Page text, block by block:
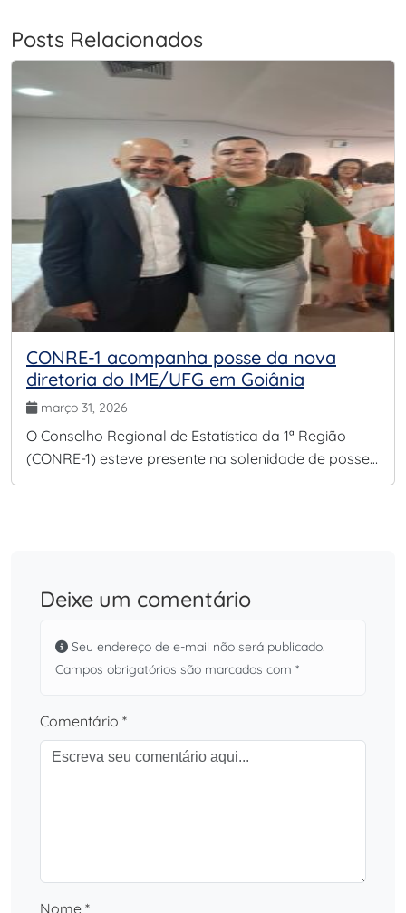
Posts Relacionados
CONRE-1 acompanha posse da nova
diretoria do IME/UFG em Goiânia
março 31, 2026
O Conselho Regional de Estatística da 1ª Região
(CONRE-1) esteve presente na solenidade de posse…
Deixe um comentário
Seu endereço de e-mail não será publicado.
Campos obrigatórios são marcados com *
Comentário *
Nome *